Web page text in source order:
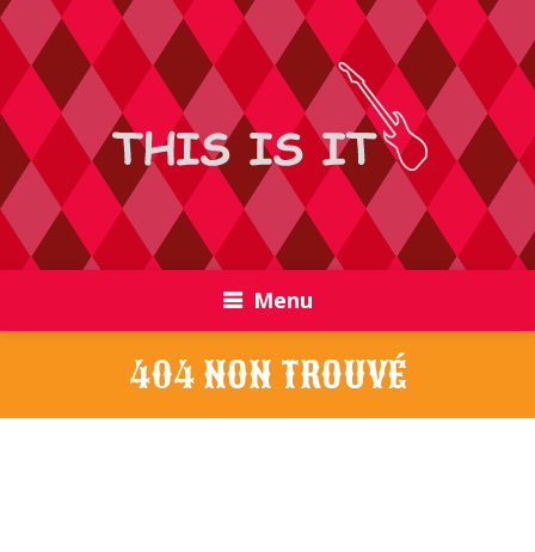
Menu
404 NON TROUVÉ